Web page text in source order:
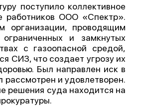
Отчеты
публикацию
Справочник
API
О проекте
конфиденциальности
поступило коллективное
работников ООО «Спектр».
организации, проводящим
и замкнутых
с газоопасной средой,
СИЗ, что создает угрозу их
Был направлен иск в
рассмотрен и удовлетворен.
решения суда находится на